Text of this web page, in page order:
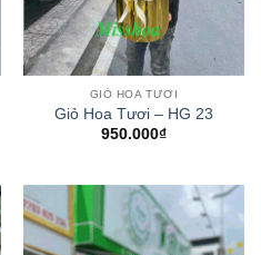
GIỎ HOA TƯƠI
Giỏ Hoa Tươi – HG 23
950.000₫